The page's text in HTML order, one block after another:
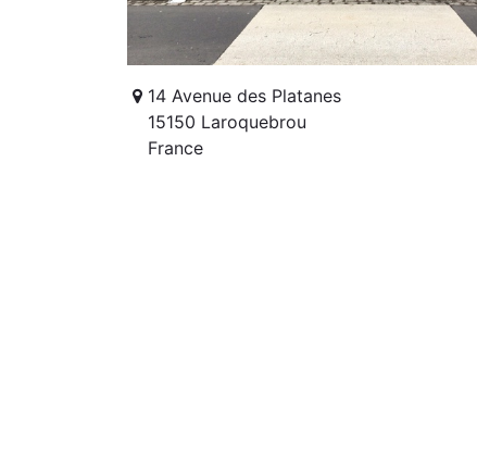
14 Avenue des Platanes
15150 Laroquebrou
France